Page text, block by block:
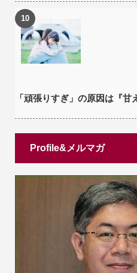
「頑張りすぎ」の原因は『
Profile&メルマガ